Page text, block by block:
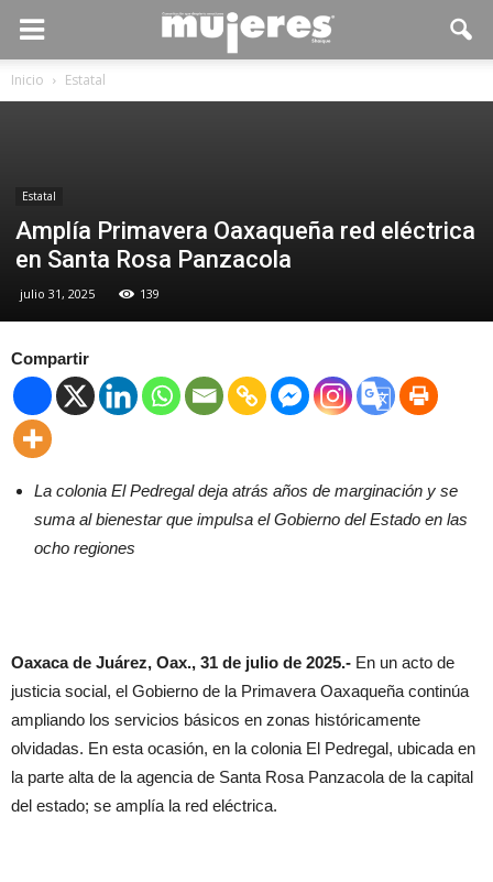
Inicio Estatal
Estatal
Amplía Primavera Oaxaqueña red eléctrica
en Santa Rosa Panzacola
julio 31, 2025 139
Compartir
La colonia El Pedregal deja atrás años de marginación y se
suma al bienestar que impulsa el Gobierno del Estado en las
ocho regiones
Oaxaca de Juárez, Oax., 31 de julio de 2025.- En un acto de
justicia social, el Gobierno de la Primavera Oaxaqueña continúa
ampliando los servicios básicos en zonas históricamente
olvidadas. En esta ocasión, en la colonia El Pedregal, ubicada en
la parte alta de la agencia de Santa Rosa Panzacola de la capital
del estado; se amplía la red eléctrica.